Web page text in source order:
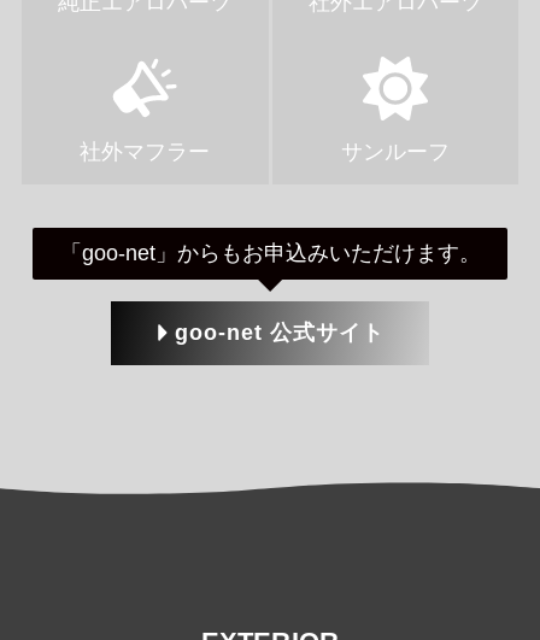
社外マフラー サンルーフ
「goo-net」からもお申込みいただけます。
goo-net 公式サイト